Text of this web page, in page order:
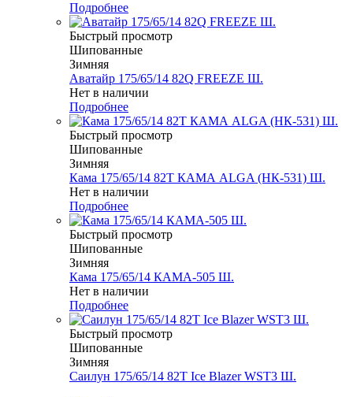
Подробнее
Быстрый просмотр
Шипованные
Зимняя
Аватайр 175/65/14 82Q FREEZE Ш.
Нет в наличии
Подробнее
Быстрый просмотр
Шипованные
Зимняя
Кама 175/65/14 82T КАМА ALGA (НК-531) Ш.
Нет в наличии
Подробнее
Быстрый просмотр
Шипованные
Зимняя
Кама 175/65/14 КАМА-505 Ш.
Нет в наличии
Подробнее
Быстрый просмотр
Шипованные
Зимняя
Саилун 175/65/14 82T Ice Blazer WST3 Ш.